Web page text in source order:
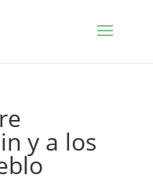
y a los